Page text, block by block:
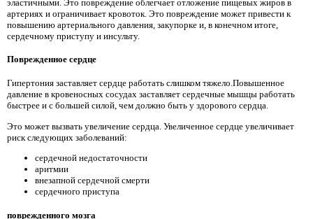
эластичными. Это повреждение облегчает отложение пищевых жиров в
артериях и ограничивает кровоток. Это повреждение может привести к
повышению артериального давления, закупорке и, в конечном итоге,
сердечному приступу и инсульту.
Поврежденное сердце
Гипертония заставляет сердце работать слишком тяжело.Повышенное
давление в кровеносных сосудах заставляет сердечные мышцы работать
быстрее и с большей силой, чем должно быть у здорового сердца.
Это может вызвать увеличение сердца. Увеличенное сердце увеличивает
риск следующих заболеваний:
сердечной недостаточности
аритмии
внезапной сердечной смерти
сердечного приступа
поврежденного мозга